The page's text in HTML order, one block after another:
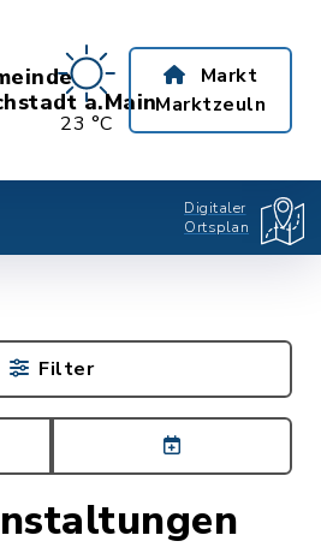
a.Main
23 °C
Markt
Marktzeuln
Digitaler
Ortsplan
Filter